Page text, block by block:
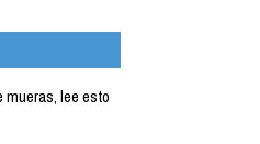
mueras, lee esto